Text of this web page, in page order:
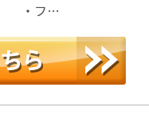
・フ…